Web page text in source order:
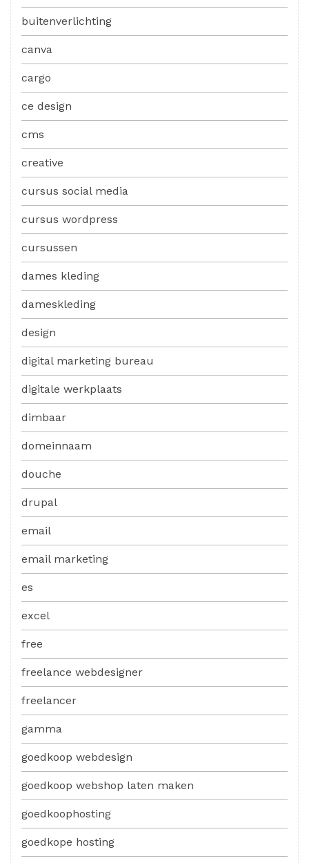
buitenverlichting
canva
cargo
ce design
cms
creative
cursus social media
cursus wordpress
cursussen
dames kleding
dameskleding
design
digital marketing bureau
digitale werkplaats
dimbaar
domeinnaam
douche
drupal
email
email marketing
es
excel
free
freelance webdesigner
freelancer
gamma
goedkoop webdesign
goedkoop webshop laten maken
goedkoophosting
goedkope hosting